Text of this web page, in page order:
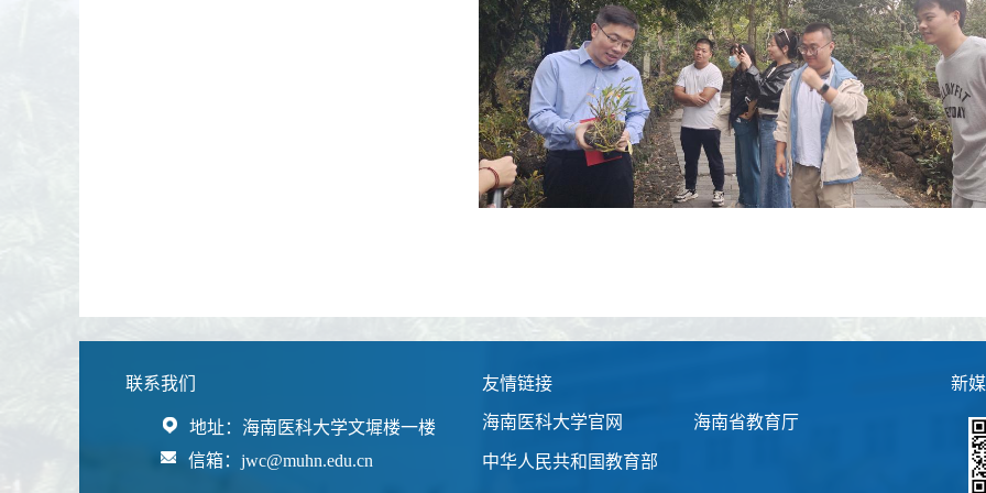
联系我们
地址：海南医科大学文墀楼一楼
信箱：jwc@muhn.edu.cn
友情链接
海南医科大学官网 海南省教育厅
中华人民共和国教育部
新